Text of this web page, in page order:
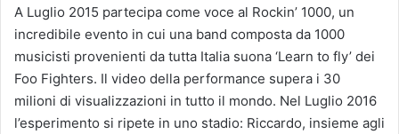
A Luglio 2015 partecipa come voce al Rockin’ 1000, un
incredibile evento in cui una band composta da 1000
musicisti provenienti da tutta Italia suona ‘Learn to fly’ dei
Foo Fighters. Il video della performance supera i 30
milioni di visualizzazioni in tutto il mondo. Nel Luglio 2016
l’esperimento si ripete in uno stadio: Riccardo, insieme agli